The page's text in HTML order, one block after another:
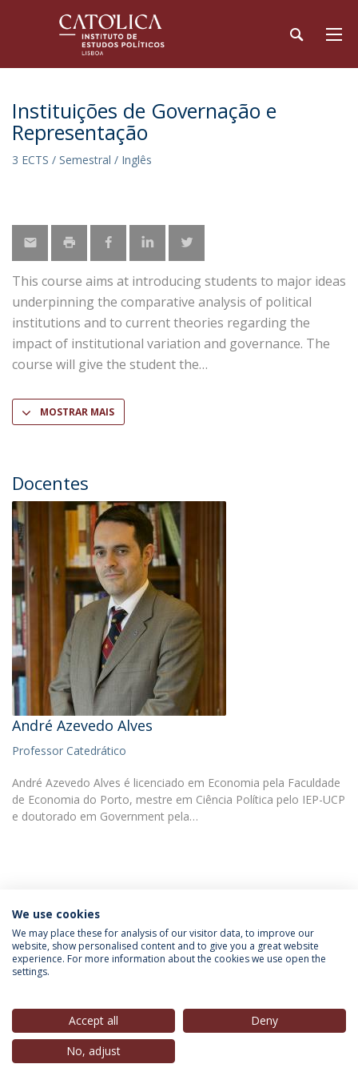
Instituições de Governação e
Representação
3 ECTS / Semestral / Inglês
This course aims at introducing students to major ideas
underpinning the comparative analysis of political
institutions and to current theories regarding the
impact of institutional variation and governance. The
course will give the student the
MOSTRAR MAIS
Docentes
André Azevedo Alves
Professor Catedrático
André Azevedo Alves é licenciado em Economia pela Faculdade
de Economia do Porto, mestre em Ciência Política pelo IEP-UCP
e doutorado em Government pela…
INFORMAÇÃO PARA
We use cookies
We may place these for analysis of our visitor data, to improve our
website, show personalised content and to give you a great website
experience. For more information about the cookies we use open the
settings.
Accept all
Deny
No, adjust